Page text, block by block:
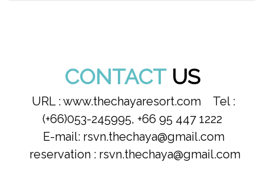
CONTACTUS
URL : www.thechayaresort.com Tel :
(+66)053-245995, +66 95 447 1222
E-mail: rsvn.thechaya@gmail.com
reservation : rsvn.thechaya@gmail.com